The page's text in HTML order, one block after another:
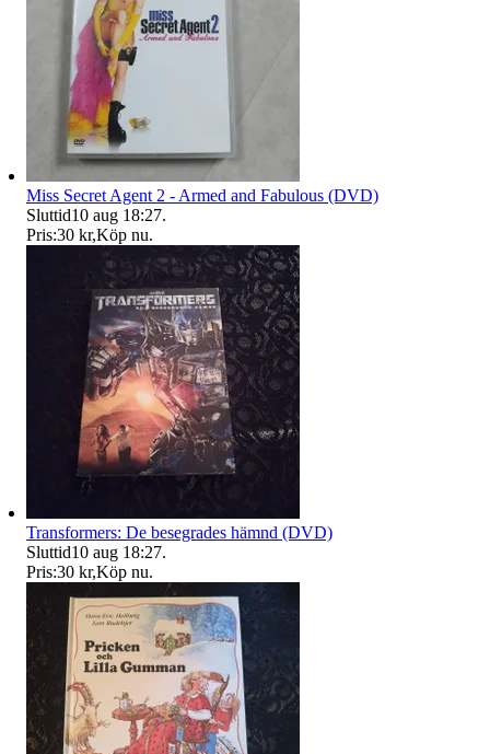
Miss Secret Agent 2 - Armed and Fabulous (DVD)
Sluttid10 aug 18:27.
Pris:30 kr,Köp nu.
Transformers: De besegrades hämnd (DVD)
Sluttid10 aug 18:27.
Pris:30 kr,Köp nu.